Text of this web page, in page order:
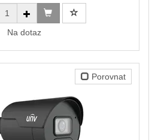
Na dotaz
Porovnat